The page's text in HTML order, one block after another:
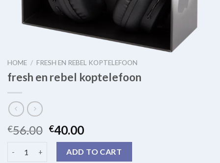
HOME / FRESH EN REBEL KOPTELEFOON
fresh en rebel koptelefoon
€56.00 €40.00
fresh en rebel koptelefoon quantity
ADD TO CART